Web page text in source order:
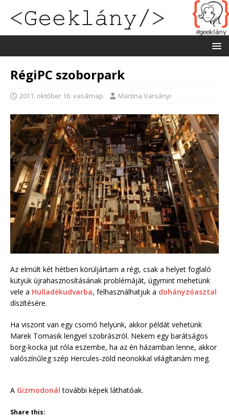
RégiPC szoborpark
2011. október 16. vasárnap Martina Varsányi
Az elmúlt két hétben körüljártam a régi, csak a helyet foglaló
kütyük újrahasznosításának problémáját, úgymint mehetünk
vele a Hulladékudvarba, felhasználhatjuk a dohányzóasztal
díszítésére.
Ha viszont van egy csomó helyünk, akkor példát vehetünk
Marek Tomasik lengyel szobrászról. Nekem egy barátságos
borg-kocka jut róla eszembe, ha az én házamban lenne, akkor
valószínűleg szép Hercules-zöld neonokkal világítanám meg.
A Gizmodonál további képek láthatóak.
Share this: